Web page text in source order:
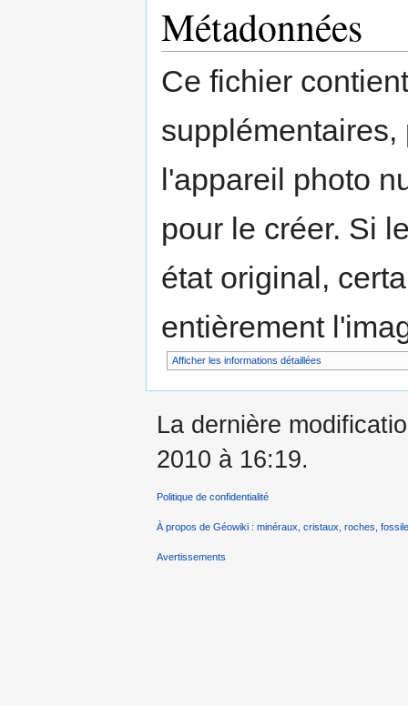
Métadonnées
Ce fichier
l'appareil photo
pour le créer. Si
état original,
entièrement
Afficher les informations détaillées
La dernière
2010 à 16:19.
Politique de confidentialité
À propos de Géowiki : minéraux, cristaux, roches,
Avertissements